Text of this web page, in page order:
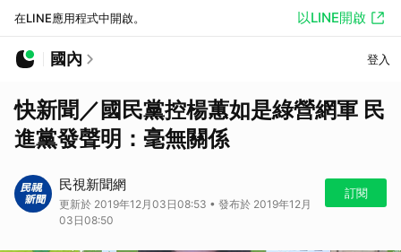
在LINE應用程式中開啟。 以LINE開啟
國內 登入
快新聞／國民黨控楊蕙如是綠營網軍 民
進黨發聲明：毫無關係
民視新聞網
更新於 2019年12月03日08:53 • 發布於 2019年12月
03日08:50
訂閱